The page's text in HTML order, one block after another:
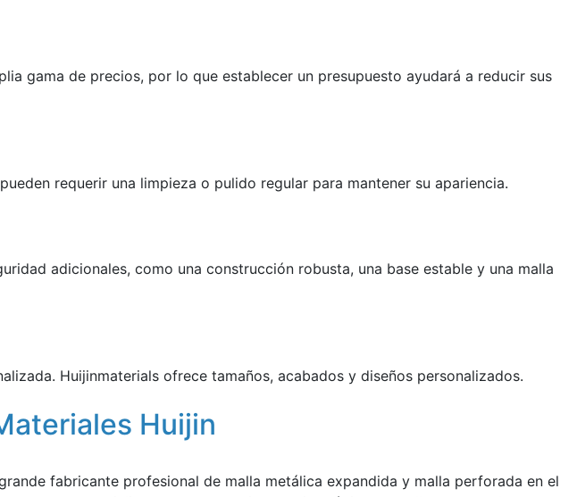
gama de precios, por lo que establecer un presupuesto ayudará a reducir sus
requerir una limpieza o pulido regular para mantener su apariencia.
adicionales, como una construcción robusta, una base estable y una malla
Huijinmaterials ofrece tamaños, acabados y diseños personalizados.
Huijin
fabricante profesional de malla metálica expandida y malla perforada en el